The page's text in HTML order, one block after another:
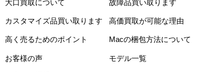
大口買取について 故障品買い取ります
カスタマイズ品買い取ります 高価買取が可能な理由
高く売るためのポイント Macの梱包方法について
お客様の声 モデル一覧